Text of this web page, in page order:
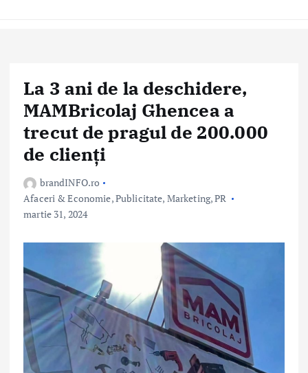
La 3 ani de la deschidere,
MAMBricolaj Ghencea a
trecut de pragul de 200.000
de clienți
brandINFO.ro
Afaceri & Economie,Publicitate, Marketing, PR
martie 31, 2024